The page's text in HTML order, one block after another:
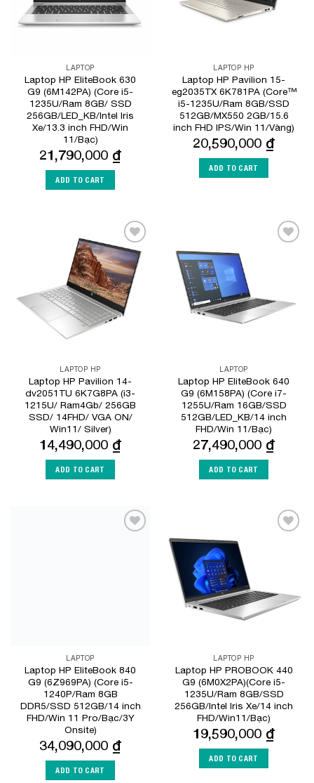
LAPTOP
Laptop HP EliteBook 630
G9 (6M142PA) (Core i5-
1235U/Ram 8GB/ SSD
256GB/LED_KB/Intel Iris
Xe/13.3 inch FHD/Win
11/Bạc)
21,790,000 ₫
ADD TO CART
LAPTOP HP
Laptop HP Pavilion 15-
eg2035TX 6K781PA (Core™
i5-1235U/Ram 8GB/SSD
512GB/MX550 2GB/15.6
inch FHD IPS/Win 11/Vàng)
20,590,000 ₫
ADD TO CART
Add to
Wishlist
LAPTOP HP
Laptop HP Pavilion 14-
dv2051TU 6K7G8PA (i3-
1215U/ Ram4Gb/ 256GB
SSD/ 14FHD/ VGA ON/
Win11/ Silver)
14,490,000 ₫
ADD TO CART
LAPTOP
Laptop HP EliteBook 640
G9 (6M158PA) (Core i7-
1255U/Ram 16GB/SSD
512GB/LED_KB/14 inch
FHD/Win 11/Bạc)
27,490,000 ₫
ADD TO CART
LAPTOP
Laptop HP EliteBook 840
G9 (6Z969PA) (Core i5-
1240P/Ram 8GB
DDR5/SSD 512GB/14 inch
FHD/Win 11 Pro/Bạc/3Y
Onsite)
34,090,000 ₫
ADD TO CART
LAPTOP HP
Laptop HP PROBOOK 440
G9 (6M0X2PA)(Core i5-
1235U/Ram 8GB/SSD
256GB/Intel Iris Xe/14 inch
FHD/Win11/Bạc)
19,590,000 ₫
ADD TO CART